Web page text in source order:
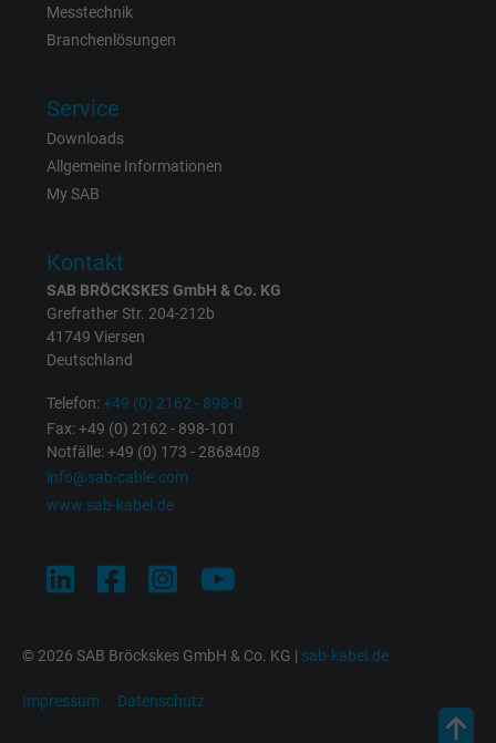
Anbieter
Laufzeit 1 Jahr
Name m_pixel_ration, Facebook Pixel
Anbieter
Laufzeit 1 Jahr
Zweck
Cookie von Facebook für Website-Analyse,
Anzeigenausrichtung und
Name pl, Facebook Pixel
Cookie von Facebook für Website-Analyse,
Messtechnik
Branchenlösungen
Service
Downloads
Allgemeine Informationen
My SAB
Kontakt
SAB BRÖCKSKES GmbH & Co. KG
Grefrather Str. 204-212b
41749 Viersen
Deutschland
Telefon:+49 (0) 2162 - 898-0
Fax: +49 (0) 2162 - 898-101
Notfälle: +49 (0) 173 - 2868408
info@sab-cable.com
www.sab-kabel.de
© 2026 SAB Bröckskes GmbH & Co. KG | sab-kabel.de
Impressum Datenschutz